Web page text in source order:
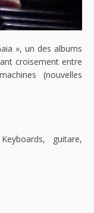
», un des albums
croisement entre
(nouvelles
guitare,